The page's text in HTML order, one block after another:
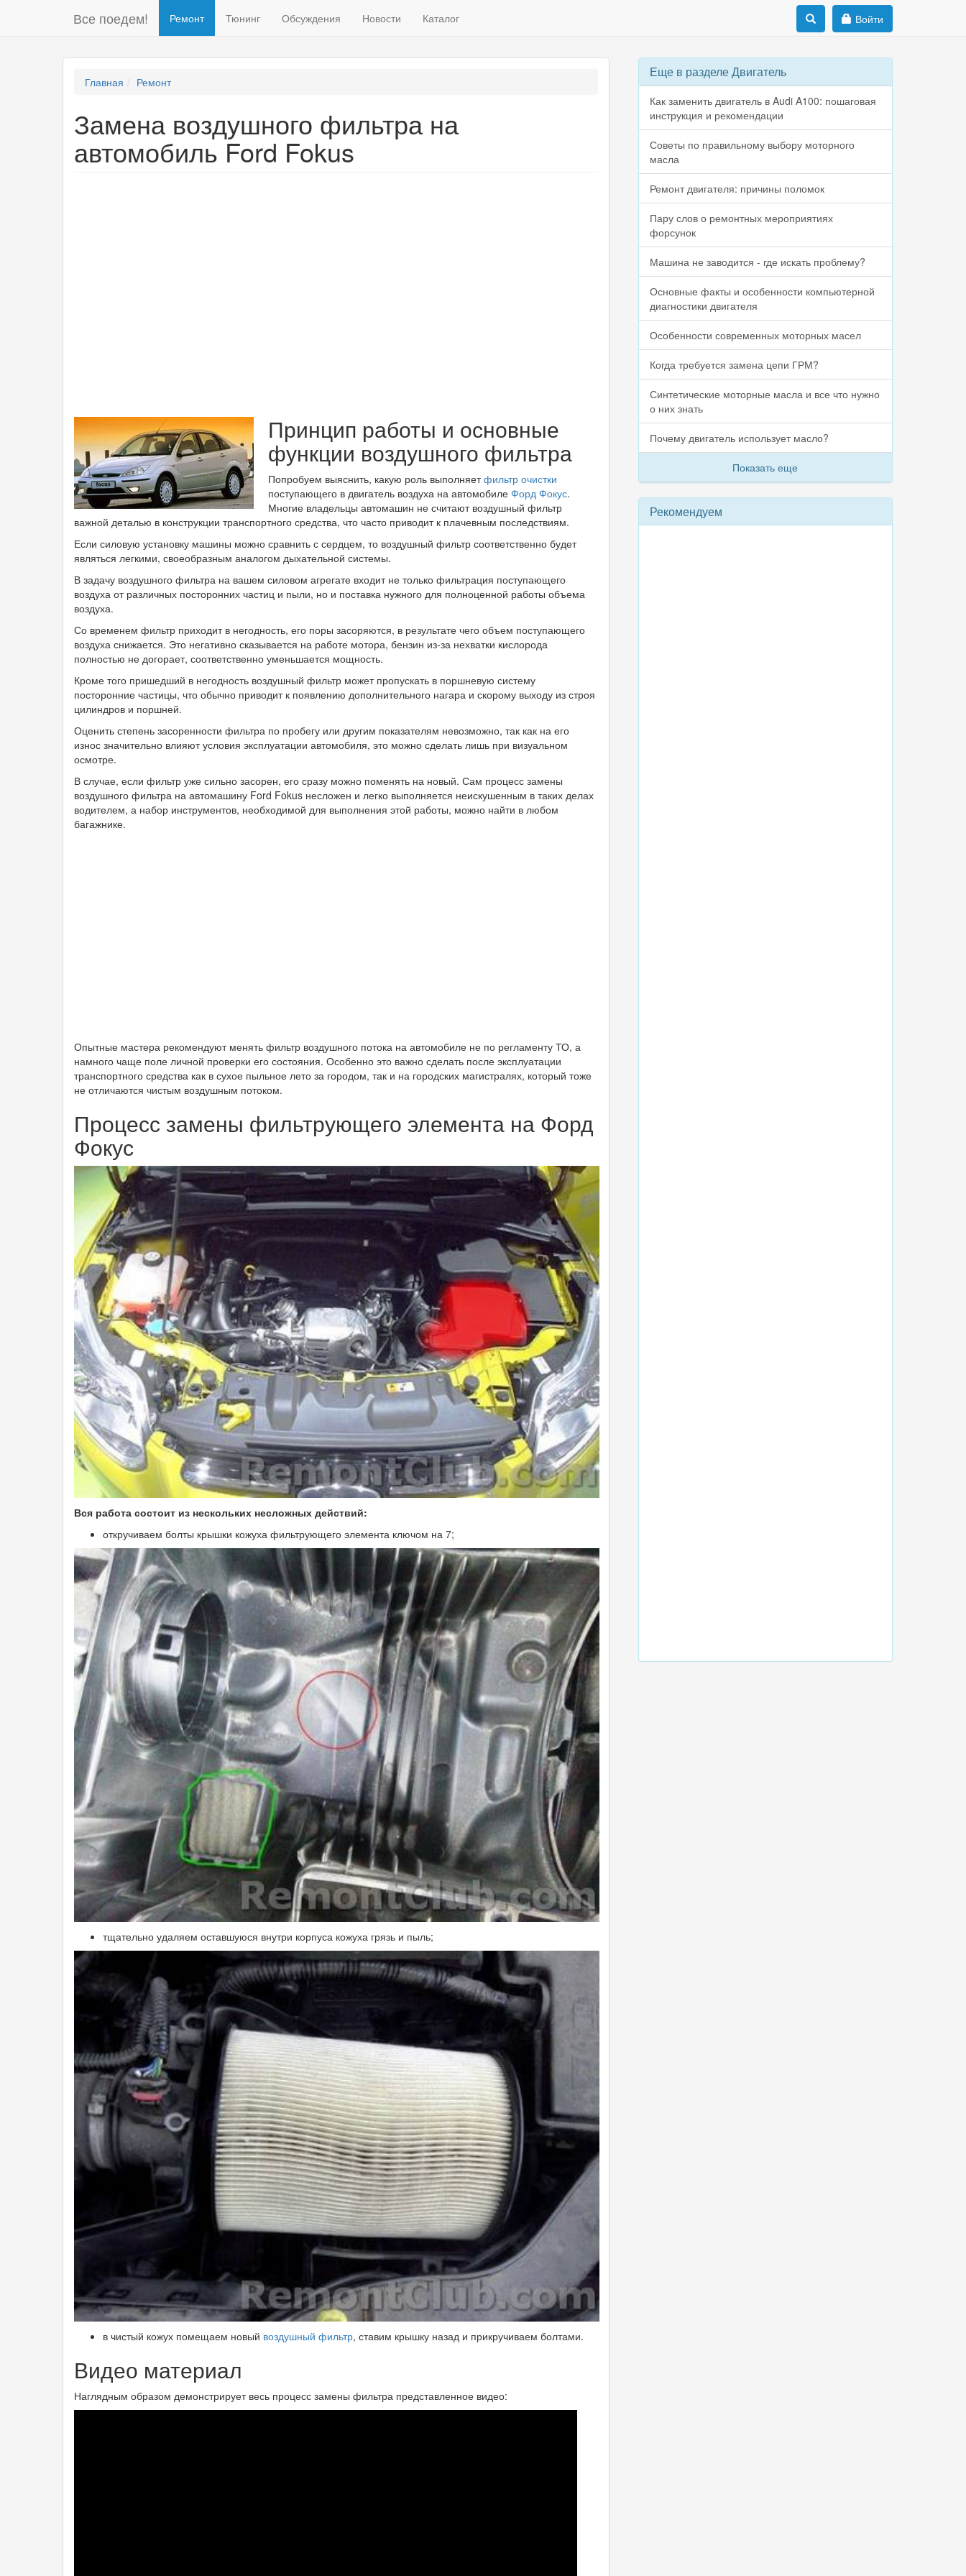
Все поедем! Ремонт Тюнинг Обсуждения Новости Каталог Войти
Главная Ремонт
Замена воздушного фильтра на
автомобиль Ford Fokus
Принцип работы и основные
функции воздушного фильтра
Попробуем выяснить, какую роль выполняетфильтр очистки
поступающего в двигатель воздуха на автомобиле Форд Фокус.
Многие владельцы автомашин не считают воздушный фильтр
важной деталью в конструкции транспортного средства, что часто приводит к плачевным последствиям.
Если силовую установку машины можно сравнить с сердцем, то воздушный фильтр соответственно будет
являться легкими, своеобразным аналогом дыхательной системы.
В задачу воздушного фильтра на вашем силовом агрегате входит не только фильтрация поступающего
воздуха от различных посторонних частиц и пыли, но и поставка нужного для полноценной работы объема
воздуха.
Со временем фильтр приходит в негодность, его поры засоряются, в результате чего объем поступающего
воздуха снижается. Это негативно сказывается на работе мотора, бензин из-за нехватки кислорода
полностью не догорает, соответственно уменьшается мощность.
Кроме того пришедший в негодность воздушный фильтр может пропускать в поршневую систему
посторонние частицы, что обычно приводит к появлению дополнительного нагара и скорому выходу из строя
цилиндров и поршней.
Оценить степень засоренности фильтра по пробегу или другим показателям невозможно, так как на его
износ значительно влияют условия эксплуатации автомобиля, это можно сделать лишь при визуальном
осмотре.
В случае, если фильтр уже сильно засорен, его сразу можно поменять на новый. Сам процесс замены
воздушного фильтра на автомашину Ford Fokus несложен и легко выполняется неискушенным в таких делах
водителем, а набор инструментов, необходимой для выполнения этой работы, можно найти в любом
багажнике.
Опытные мастера рекомендуют менять фильтр воздушного потока на автомобиле не по регламенту ТО, а
намного чаще поле личной проверки его состояния. Особенно это важно сделать после эксплуатации
транспортного средства как в сухое пыльное лето за городом, так и на городских магистралях, который тоже
не отличаются чистым воздушным потоком.
Процесс замены фильтрующего элемента на Форд
Фокус
Вся работа состоит из нескольких несложных действий:
откручиваем болты крышки кожуха фильтрующего элемента ключом на 7;
тщательно удаляем оставшуюся внутри корпуса кожуха грязь и пыль;
в чистый кожух помещаем новый воздушный фильтр, ставим крышку назад и прикручиваем болтами.
Видео материал
Наглядным образом демонстрирует весь процесс замены фильтра представленное видео:
Еще в разделе Двигатель
Как заменить двигатель в Audi A100: пошаговая
инструкция и рекомендации
Советы по правильному выбору моторного
масла
Ремонт двигателя: причины поломок
Пару слов о ремонтных мероприятиях
форсунок
Машина не заводится - где искать проблему?
Основные факты и особенности компьютерной
диагностики двигателя
Особенности современных моторных масел
Когда требуется замена цепи ГРМ?
Синтетические моторные масла и все что нужно
о них знать
Почему двигатель использует масло?
Показать еще
Рекомендуем